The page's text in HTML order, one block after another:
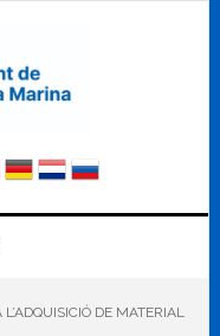
DE MATERIAL